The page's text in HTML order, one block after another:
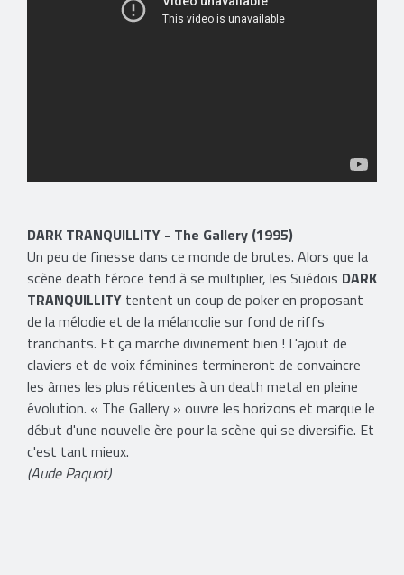
​DARK TRANQUILLITY - The Gallery (1995)
Un peu de finesse dans ce monde de brutes. Alors que la
scène death féroce tend à se multiplier, les Suédois DARK
TRANQUILLITY tentent un coup de poker en proposant
de la mélodie et de la mélancolie sur fond de riffs
tranchants. Et ça marche divinement bien ! L'ajout de
claviers et de voix féminines termineront de convaincre
les âmes les plus réticentes à un death metal en pleine
évolution. « The Gallery » ouvre les horizons et marque le
début d'une nouvelle ère pour la scène qui se diversifie. Et
c'est tant mieux.
(Aude Paquot)